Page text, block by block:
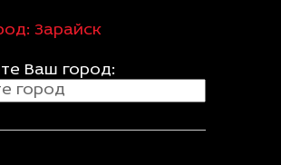
Зарайск
Ваш город: